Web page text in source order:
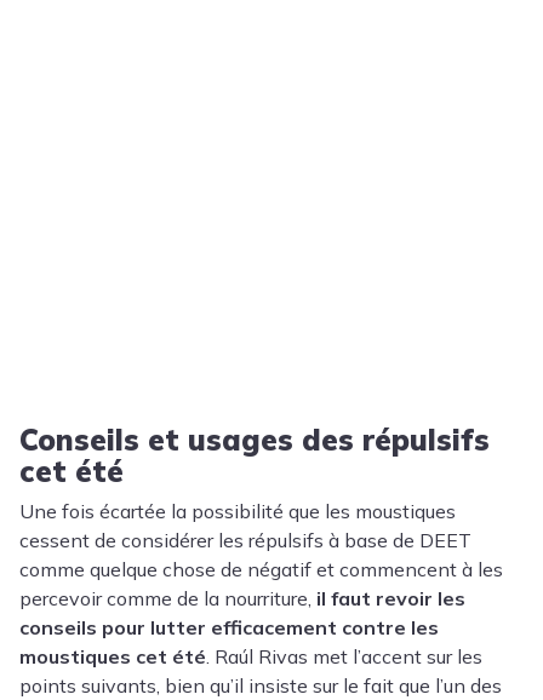
Conseils et usages des répulsifs
cet été
Une fois écartée la possibilité que les moustiques
cessent de considérer les répulsifs à base de DEET
comme quelque chose de négatif et commencent à les
percevoir comme de la nourriture, il faut revoir les
conseils pour lutter efficacement contre les
moustiques cet été. Raúl Rivas met l’accent sur les
points suivants, bien qu’il insiste sur le fait que l’un des